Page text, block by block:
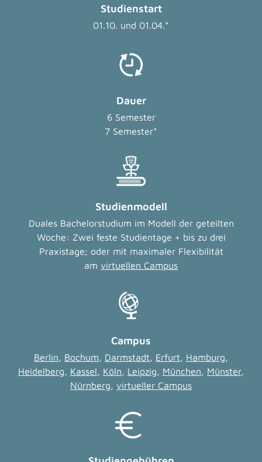
Studienstart
01.10. und 01.04.*
Dauer
6 Semester
7 Semester*
Studienmodell
Duales Bachelorstudium im Modell der geteilten
Woche: Zwei feste Studientage + bis zu drei
Praxistage; oder mit maximaler Flexibilität
am virtuellen Campus
Campus
Berlin, Bochum, Darmstadt, Erfurt, Hamburg,
Heidelberg, Kassel, Köln, Leipzig, München, Münster,
Nürnberg, virtueller Campus